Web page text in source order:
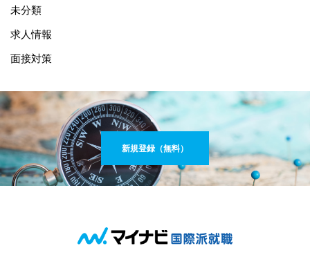
未分類
求人情報
面接対策
新規登録（無料）